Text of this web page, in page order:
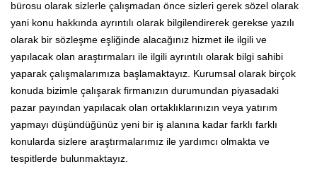
bürosu olarak sizlerle çalışmadan önce sizleri gerek sözel olarak
yani konu hakkında ayrıntılı olarak bilgilendirerek gerekse yazılı
olarak bir sözleşme eşliğinde alacağınız hizmet ile ilgili ve
yapılacak olan araştırmaları ile ilgili ayrıntılı olarak bilgi sahibi
yaparak çalışmalarımıza başlamaktayız. Kurumsal olarak birçok
konuda bizimle çalışarak firmanızın durumundan piyasadaki
pazar payından yapılacak olan ortaklıklarınızın veya yatırım
yapmayı düşündüğünüz yeni bir iş alanına kadar farklı farklı
konularda sizlere araştırmalarımız ile yardımcı olmakta ve
tespitlerde bulunmaktayız.